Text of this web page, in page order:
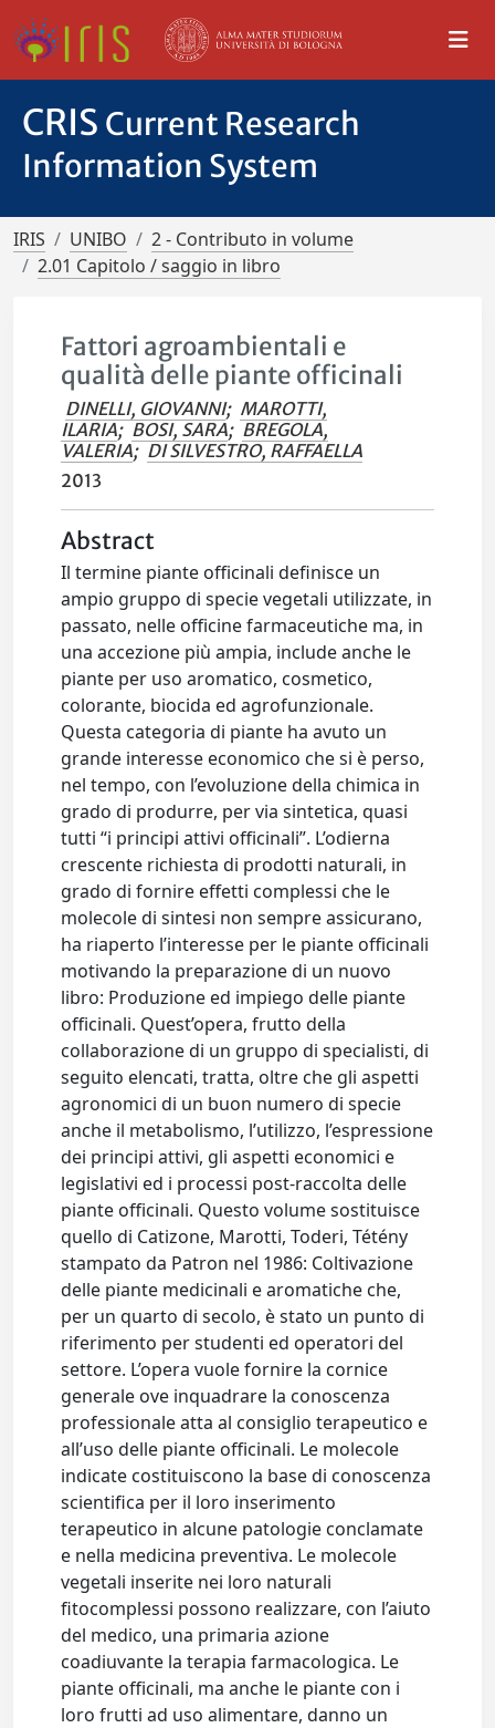
CRIS Current Research
Information System
IRIS UNIBO
2 - Contributo in volume
2.01 Capitolo / saggio in libro
Fattori agroambientali e
qualità delle piante officinali
DINELLI, GIOVANNI; MAROTTI,
ILARIA; BOSI, SARA; BREGOLA,
VALERIA; DI SILVESTRO, RAFFAELLA
2013
Abstract
Il termine piante officinali definisce un
ampio gruppo di specie vegetali utilizzate, in
passato, nelle officine farmaceutiche ma, in
una accezione più ampia, include anche le
piante per uso aromatico, cosmetico,
colorante, biocida ed agrofunzionale.
Questa categoria di piante ha avuto un
grande interesse economico che si è perso,
nel tempo, con l’evoluzione della chimica in
grado di produrre, per via sintetica, quasi
tutti “i principi attivi officinali”. L’odierna
crescente richiesta di prodotti naturali, in
grado di fornire effetti complessi che le
molecole di sintesi non sempre assicurano,
ha riaperto l’interesse per le piante officinali
motivando la preparazione di un nuovo
libro: Produzione ed impiego delle piante
officinali. Quest’opera, frutto della
collaborazione di un gruppo di specialisti, di
seguito elencati, tratta, oltre che gli aspetti
agronomici di un buon numero di specie
anche il metabolismo, l’utilizzo, l’espressione
dei principi attivi, gli aspetti economici e
legislativi ed i processi post-raccolta delle
piante officinali. Questo volume sostituisce
quello di Catizone, Marotti, Toderi, Tétény
stampato da Patron nel 1986: Coltivazione
delle piante medicinali e aromatiche che,
per un quarto di secolo, è stato un punto di
riferimento per studenti ed operatori del
settore. L’opera vuole fornire la cornice
generale ove inquadrare la conoscenza
professionale atta al consiglio terapeutico e
all’uso delle piante officinali. Le molecole
indicate costituiscono la base di conoscenza
scientifica per il loro inserimento
terapeutico in alcune patologie conclamate
e nella medicina preventiva. Le molecole
vegetali inserite nei loro naturali
fitocomplessi possono realizzare, con l’aiuto
del medico, una primaria azione
coadiuvante la terapia farmacologica. Le
piante officinali, ma anche le piante con i
loro frutti ad uso alimentare, danno un